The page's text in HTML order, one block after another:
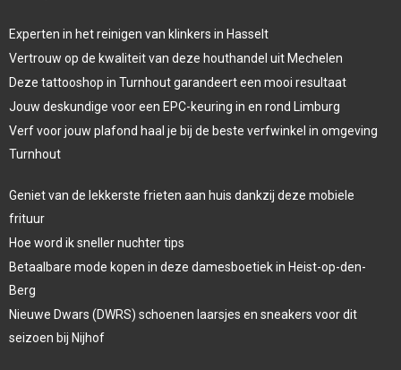
Experten in het reinigen van klinkers in Hasselt
Vertrouw op de kwaliteit van deze houthandel uit Mechelen
Deze tattooshop in Turnhout garandeert een mooi resultaat
Jouw deskundige voor een EPC-keuring in en rond Limburg
Verf voor jouw plafond haal je bij de beste verfwinkel in omgeving
Turnhout
Geniet van de lekkerste frieten aan huis dankzij deze mobiele
frituur
Hoe word ik sneller nuchter tips
Betaalbare mode kopen in deze damesboetiek in Heist-op-den-
Berg
Nieuwe Dwars (DWRS) schoenen laarsjes en sneakers voor dit
seizoen bij Nijhof